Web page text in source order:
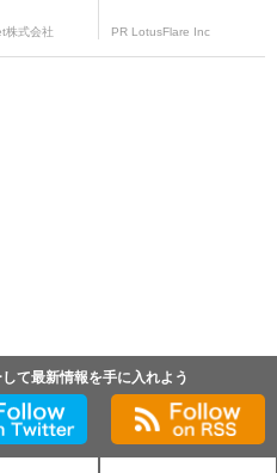
株式会社 PR LotusFlare Inc
て最新情報を手に入れよう